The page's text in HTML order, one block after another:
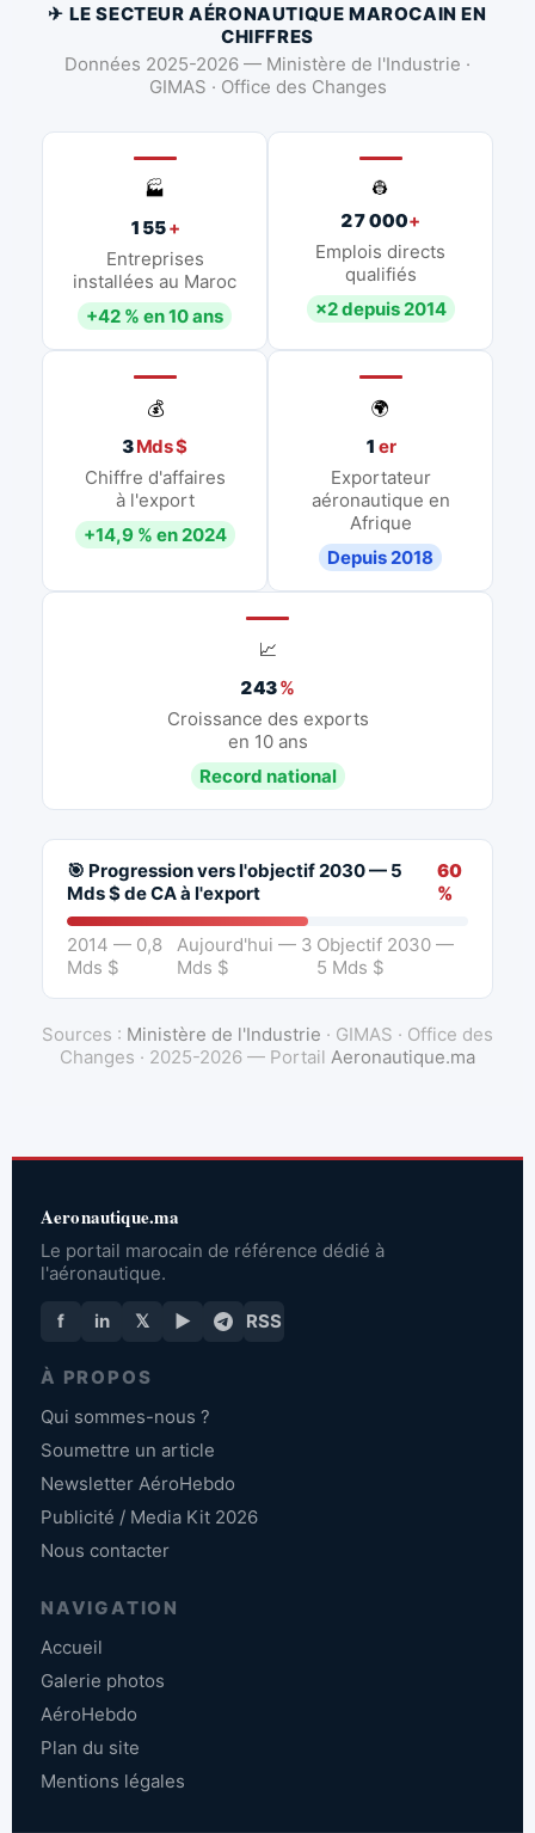
✈ LE SECTEUR AÉRONAUTIQUE MAROCAIN EN
CHIFFRES
Données 2025-2026 — Ministère de l'Industrie ·
GIMAS · Office des Changes
🏭
155+
Entreprises
installées au Maroc
+42 % en 10 ans
👷
27 000+
Emplois directs
qualifiés
×2 depuis 2014
💰
3Mds $
Chiffre d'affaires
à l'export
+14,9 % en 2024
🌍
1 er
Exportateur
aéronautique en
Afrique
Depuis 2018
📈
243%
Croissance des exports
en 10 ans
Record national
🎯 Progression vers l'objectif 2030 — 5
Mds $ de CA à l'export
60
%
2014 — 0,8
Mds $
Aujourd'hui — 3
Mds $
Objectif 2030 —
5 Mds $
Sources : Ministère de l'Industrie · GIMAS · Office des
Changes · 2025-2026 — Portail Aeronautique.ma
Aeronautique.ma
Le portail marocain de référence dédié à
l'aéronautique.
f in 𝕏 ▶ RSS
À PROPOS
Qui sommes-nous ?
Soumettre un article
Newsletter AéroHebdo
Publicité / Media Kit 2026
Nous contacter
NAVIGATION
Accueil
Galerie photos
AéroHebdo
Plan du site
Mentions légales